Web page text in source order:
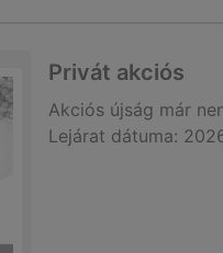
Privát akciós
Akciós újság már
Lejárat dátuma: